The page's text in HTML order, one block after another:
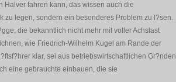
Halver fahren kann, das wissen auch die
legen, sondern ein besonderes Problem zu l?sen.
die bekanntlich nicht mehr mit voller Achslast
wie Friedrich-Wilhelm Kugel am Rande der
klar, sei aus betriebswirtschaftlichen Gr?nden
eine gebrauchte einbauen, die sie